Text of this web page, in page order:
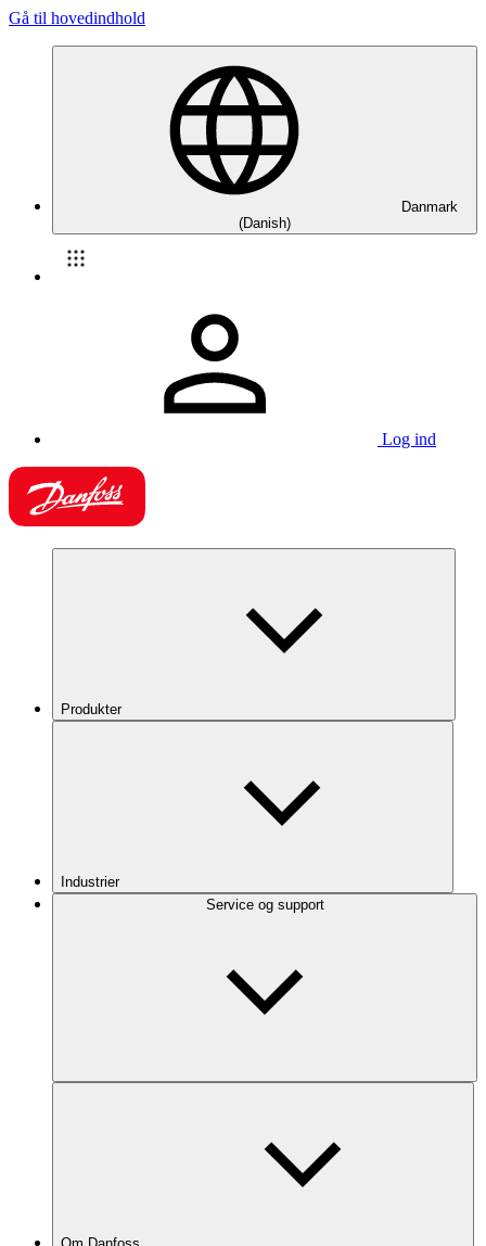
Gå til hovedindhold
Danmark
(Danish)
Log ind
Produkter
Industrier
Service og support